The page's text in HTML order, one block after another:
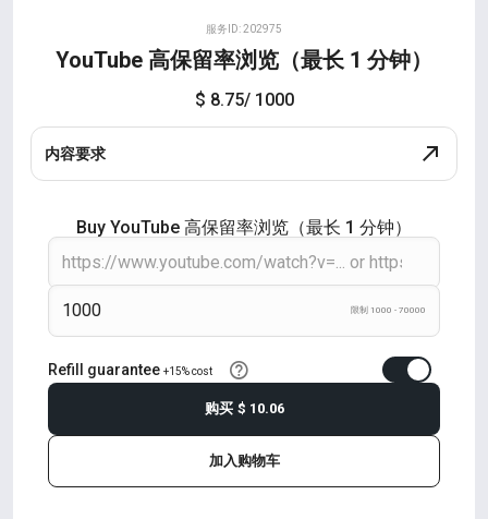
服务ID: 202975
YouTube 高保留率浏览（最长 1 分钟）
$ 8.75/ 1000
内容要求
Buy YouTube 高保留率浏览（最长 1 分钟）
限制 1000 - 70000
Refill guarantee +15% cost
加入购物车
购买 $ 10.06